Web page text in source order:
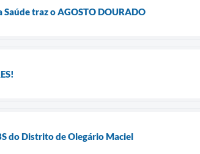
Saúde traz o AGOSTO DOURADO
do Distrito de Olegário Maciel